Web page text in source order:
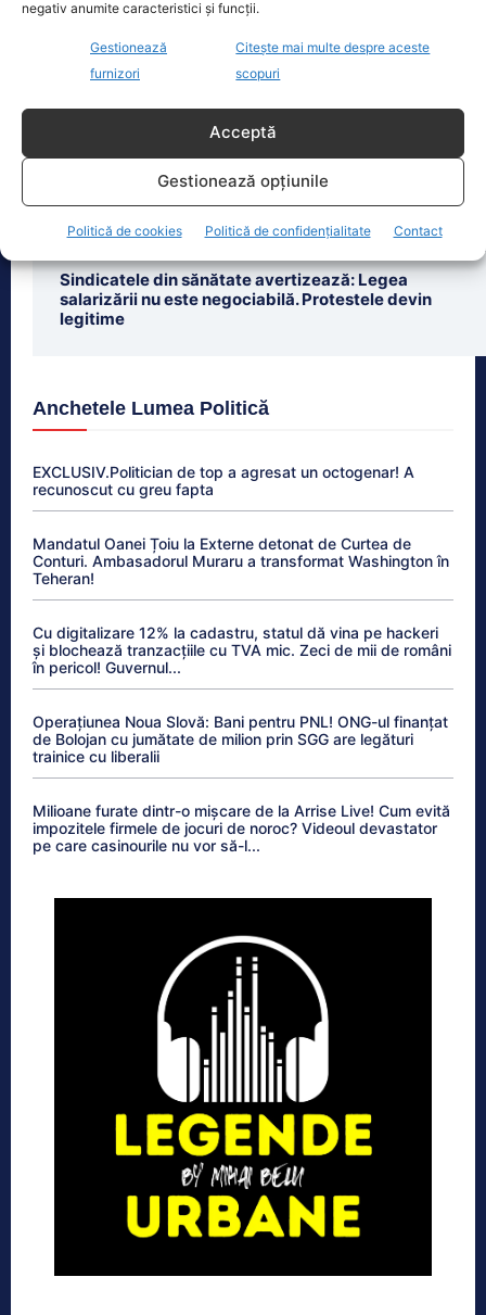
negativ anumite caracteristici și funcții.
Gestionează
furnizori
Citește mai multe despre aceste
scopuri
Acceptă
Gestionează opțiunile
Politică de cookies Politică de confidențialitate Contact
Prețurile carburanților, în scădere ușoară. Prima
etapă a măsurilor de criză intră în vigoare
Ion Cristoiu: Guvernul Bolojan face „un spectacol al
crizei induse”
Sindicatele din sănătate avertizează: Legea
salarizării nu este negociabilă. Protestele devin
legitime
Anchetele Lumea Politică
EXCLUSIV.Politician de top a agresat un octogenar! A
recunoscut cu greu fapta
Mandatul Oanei Țoiu la Externe detonat de Curtea de
Conturi. Ambasadorul Muraru a transformat Washington în
Teheran!
Cu digitalizare 12% la cadastru, statul dă vina pe hackeri
și blochează tranzacțiile cu TVA mic. Zeci de mii de români
în pericol! Guvernul...
Operațiunea Noua Slovă: Bani pentru PNL! ONG-ul finanțat
de Bolojan cu jumătate de milion prin SGG are legături
trainice cu liberalii
Milioane furate dintr-o mișcare de la Arrise Live! Cum evită
impozitele firmele de jocuri de noroc? Videoul devastator
pe care casinourile nu vor să-l...